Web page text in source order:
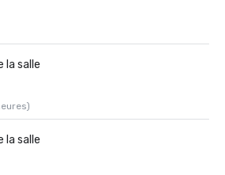
la salle
la salle